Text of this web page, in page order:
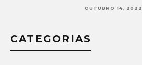
OUTUBRO 14, 2022
CATEGORIAS